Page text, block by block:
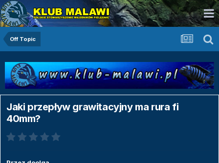
Off Topic
Jaki przepływ grawitacyjny ma rura fi
40mm?